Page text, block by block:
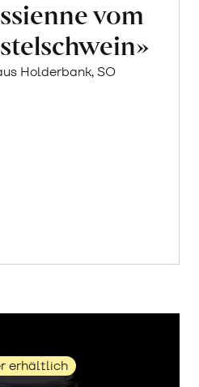
vom
Holderbank, SO
vom
erhältlich